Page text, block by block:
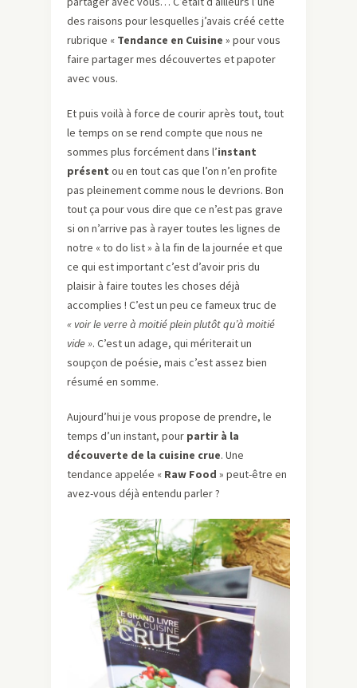
des raisons pour lesquelles j’avais créé cette
rubrique « Tendance en Cuisine » pour vous
faire partager mes découvertes et papoter
avec vous.
Et puis voilà à force de courir après tout, tout
le temps on se rend compte que nous ne
sommes plus forcément dans l’instant
présent ou en tout cas que l’on n’en profite
pas pleinement comme nous le devrions. Bon
tout ça pour vous dire que ce n’est pas grave
si on n’arrive pas à rayer toutes les lignes de
notre « to do list » à la fin de la journée et que
ce qui est important c’est d’avoir pris du
plaisir à faire toutes les choses déjà
accomplies ! C’est un peu ce fameux truc de
« voir le verre à moitié plein plutôt qu’à moitié
vide ». C’est un adage, qui mériterait un
soupçon de poésie, mais c’est assez bien
résumé en somme.
Aujourd’hui je vous propose de prendre, le
temps d’un instant, pour partir à la
découverte de la cuisine crue. Une
tendance appelée « Raw Food » peut-être en
avez-vous déjà entendu parler ?